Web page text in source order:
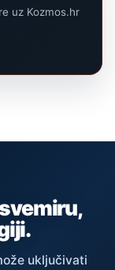
uz Kozmos.hr
uključivati